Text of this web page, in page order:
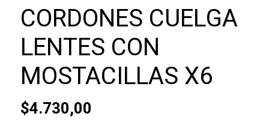
CORDONES CUELGA
LENTES CON
MOSTACILLAS X6
$4.730,00